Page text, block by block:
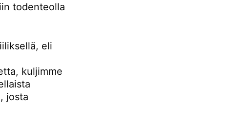
todenteolla
eli
kuljimme
josta